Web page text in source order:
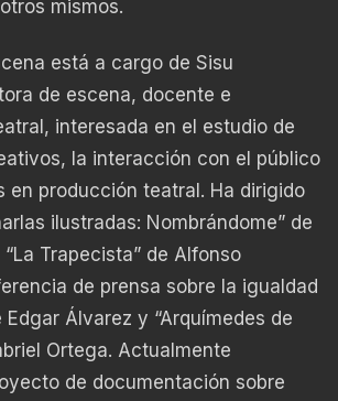
mismos.
está a cargo de Sisu
de escena, docente e
interesada en el estudio de
la interacción con el público
en producción teatral. Ha dirigido
ilustradas: Nombrándome” de
Trapecista” de Alfonso
de prensa sobre la igualdad
Álvarez y “Arquímedes de
Ortega. Actualmente
de documentación sobre